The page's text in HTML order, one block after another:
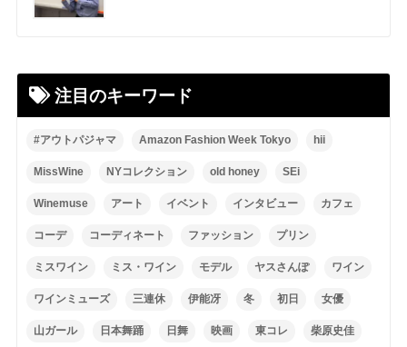
注目のキーワード
#アウトパジャマ Amazon Fashion Week Tokyo hii
MissWine NYコレクション old honey SEi
Winemuse アート イベント インタビュー カフェ
コーデ コーディネート ファッション プリン
ミスワイン ミス・ワイン モデル ヤスさんぽ ワイン
ワインミューズ 三連休 伊能冴 冬 初日 女優
山ガール 日本舞踊 日舞 映画 東コレ 柴原史佳